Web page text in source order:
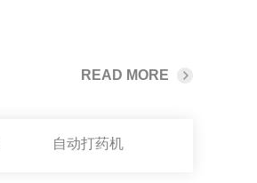
READ MORE
自动打药机